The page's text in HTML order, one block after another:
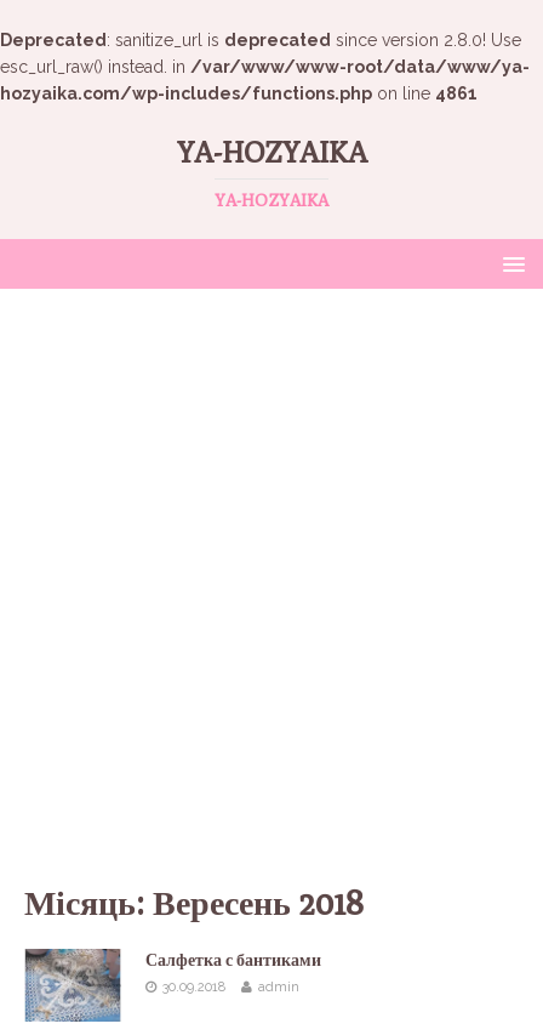
Deprecated : sanitize_url is deprecated since version 2.8.0! Use
esc_url_raw() instead. in /var/www/www-root/data/www/ya-
hozyaika.com/wp-includes/functions.php on line 4861
YA-HOZYAIKA
YA-HOZYAIKA
Місяць: Вересень 2018
Салфетка с бантиками
30.09.2018 admin